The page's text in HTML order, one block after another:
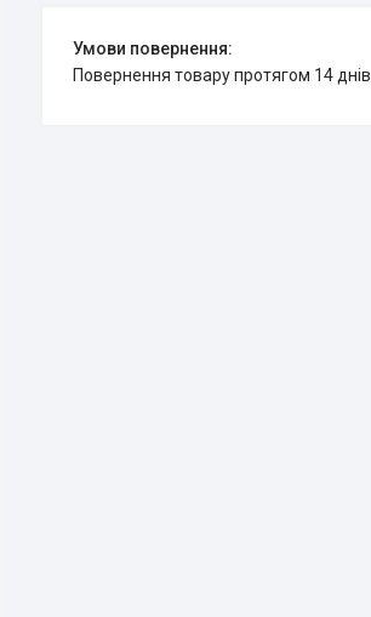
повернення товару протягом 14 днів